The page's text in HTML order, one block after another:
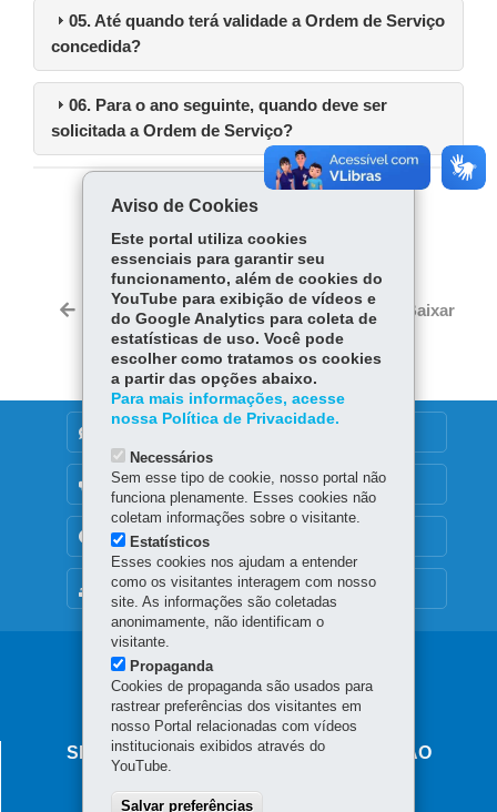
05. Até quando terá validade a Ordem de Serviço
concedida?
06. Para o ano seguinte, quando deve ser
solicitada a Ordem de Serviço?
COMPARTILHE:
Facebook
Twitter
Voltar Início Imprimir Baixar
MAPA DO SITE
OUVIDORIA
TRANSPARÊNCIA INSTITUCIONAL
Navegação
principal
SECRETARIA DE ESTADO DA EDUCAÇÃO
80610-011-Curitiba
Aviso de Cookies
Este portal utiliza cookies
essenciais para garantir seu
funcionamento, além de cookies do
YouTube para exibição de vídeos e
do Google Analytics para coleta de
estatísticas de uso. Você pode
escolher como tratamos os cookies
a partir das opções abaixo.
Para mais informações, acesse
nossa Política de Privacidade.
Necessários
Sem esse tipo de cookie, nosso portal não
funciona plenamente. Esses cookies não
coletam informações sobre o visitante.
Estatísticos
Esses cookies nos ajudam a entender
como os visitantes interagem com nosso
site. As informações são coletadas
anonimamente, não identificam o
visitante.
Propaganda
Cookies de propaganda são usados para
rastrear preferências dos visitantes em
nosso Portal relacionadas com vídeos
institucionais exibidos através do
YouTube.
Salvar preferências